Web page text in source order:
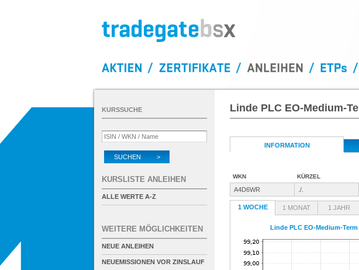
Linde PLC EO-Medium-
INFORMATION
WKN KÜRZEL
A4D6WR ./.
1 WOCHE 1 MONAT 1 JAHR
Linde PLC EO-Medium-Term
KURSSUCHE
SUCHEN >
KURSLISTE ANLEIHEN
ALLE WERTE A-Z
WEITERE MÖGLICHKEITEN
NEUE ANLEIHEN
NEUEMISSIONEN VOR ZINSLAUF